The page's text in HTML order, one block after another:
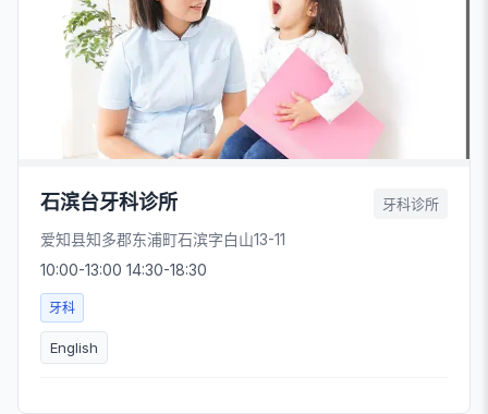
石滨台牙科诊所 牙科诊所
爱知县知多郡东浦町石滨字白山13-11
10:00-13:00 14:30-18:30
牙科
English